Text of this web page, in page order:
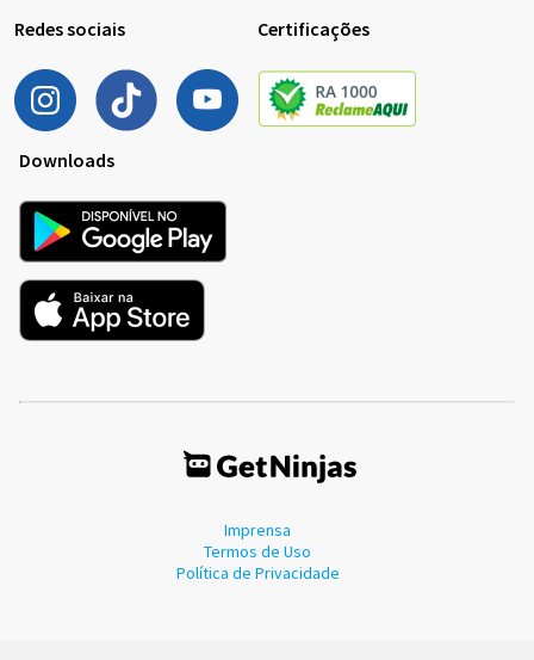
Redes sociais Certificações
Downloads
Imprensa
Termos de Uso
Política de Privacidade